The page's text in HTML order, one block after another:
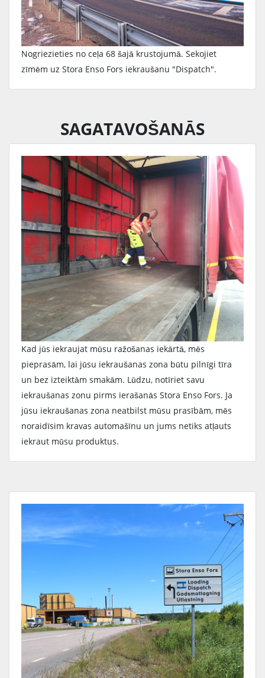
Nogriezieties no ceļa 68 šajā krustojumā. Sekojiet
zīmēm uz Stora Enso Fors iekraušanu "Dispatch".
SAGATAVOŠANĀS
Kad jūs iekraujat mūsu ražošanas iekārtā, mēs
pieprasām, lai jūsu iekraušanas zona būtu pilnīgi tīra
un bez izteiktām smakām. Lūdzu, notīriet savu
iekraušanas zonu pirms ierašanās Stora Enso Fors. Ja
jūsu iekraušanas zona neatbilst mūsu prasībām, mēs
noraidīsim kravas automašīnu un jums netiks atļauts
iekraut mūsu produktus.